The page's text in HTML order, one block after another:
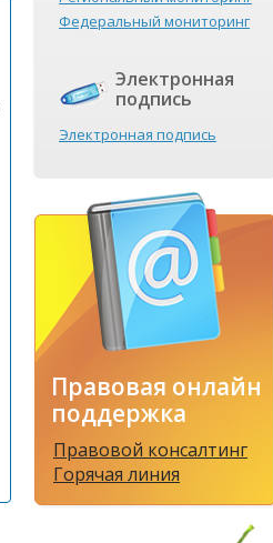
Федеральный мониторинг
Электронная
подпись
Электронная подпись
Правовая онлайн
поддержка
Правовой консалтинг
Горячая линия